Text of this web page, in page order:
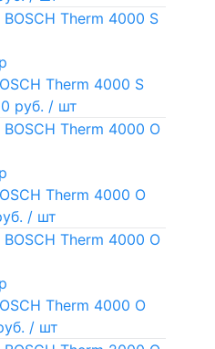
Therm 4000 S
руб. / шт
Therm 4000 O
/ шт
Therm 4000 O
/ шт